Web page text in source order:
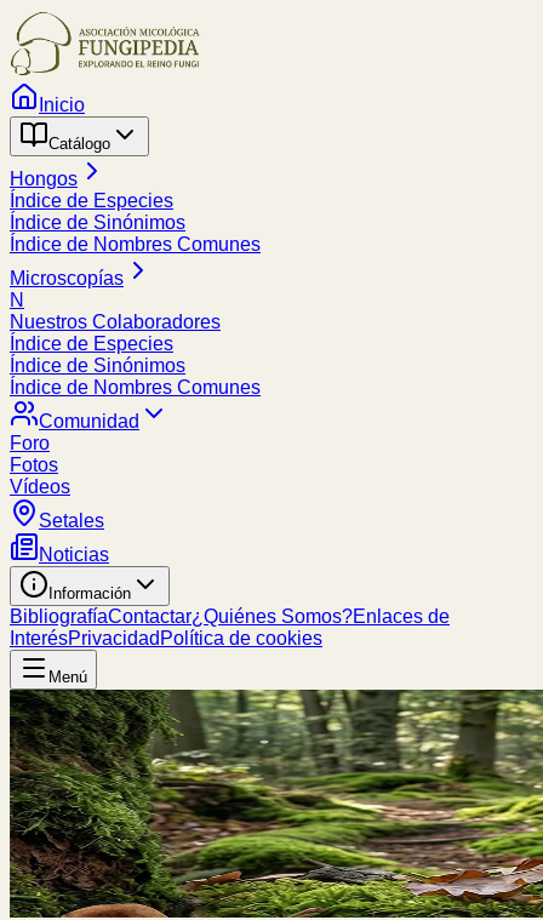
Inicio
Catálogo
Hongos
Índice de Especies
Índice de Sinónimos
Índice de Nombres Comunes
Microscopías
N
Nuestros Colaboradores
Índice de Especies
Índice de Sinónimos
Índice de Nombres Comunes
Comunidad
Foro
Fotos
Vídeos
Setales
Noticias
Información
BibliografíaContactar¿Quiénes Somos?Enlaces de
InterésPrivacidad Política de cookies
Menú